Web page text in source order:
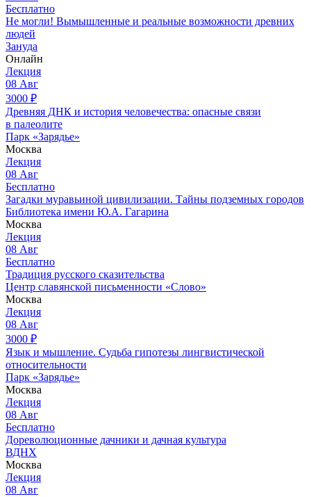
Бесплатно
Не могли! Вымышленные и реальные возможности древних
людей
Зануда
Онлайн
Лекция
08 Авг
3000 ₽
Древняя ДНК и история человечества: опасные связи
в палеолите
Парк «Зарядье»
Москва
Лекция
08 Авг
Бесплатно
Загадки муравьиной цивилизации. Тайны подземных городов
Библиотека имени Ю.А. Гагарина
Москва
Лекция
08 Авг
Бесплатно
Традиция русского сказительства
Центр славянской письменности «Слово»
Москва
Лекция
08 Авг
3000 ₽
Язык и мышление. Судьба гипотезы лингвистической
относительности
Парк «Зарядье»
Москва
Лекция
08 Авг
Бесплатно
Дореволюционные дачники и дачная культура
ВДНХ
Москва
Лекция
08 Авг